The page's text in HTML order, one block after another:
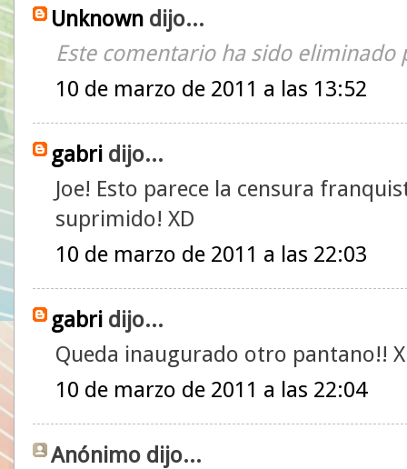
Unknown dijo...
Este comentario ha sido eliminado
10 de marzo de 2011 a las 13:52
gabri dijo...
Joe! Esto parece la censura
suprimido! XD
10 de marzo de 2011 a las 22:03
gabri dijo...
Queda inaugurado otro pantano!!
10 de marzo de 2011 a las 22:04
Anónimo dijo...